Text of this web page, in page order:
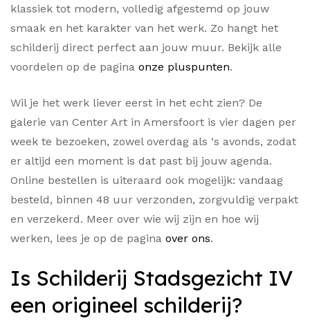
klassiek tot modern, volledig afgestemd op jouw
smaak en het karakter van het werk. Zo hangt het
schilderij direct perfect aan jouw muur. Bekijk alle
voordelen op de pagina onze pluspunten.
Wil je het werk liever eerst in het echt zien? De
galerie van Center Art in Amersfoort is vier dagen per
week te bezoeken, zowel overdag als ‘s avonds, zodat
er altijd een moment is dat past bij jouw agenda.
Online bestellen is uiteraard ook mogelijk: vandaag
besteld, binnen 48 uur verzonden, zorgvuldig verpakt
en verzekerd. Meer over wie wij zijn en hoe wij
werken, lees je op de pagina over ons.
Is Schilderij Stadsgezicht IV
een origineel schilderij?